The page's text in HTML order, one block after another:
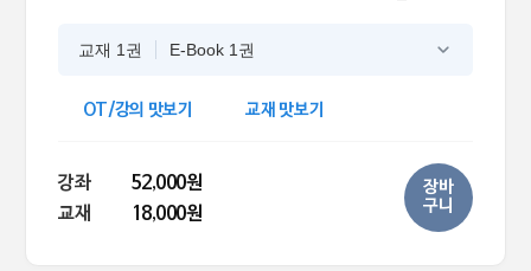
교재 1권 E-Book 1권
OT/강의 맛보기 교재 맛보기
강좌
52,000원
교재
18,000원
장바
구니